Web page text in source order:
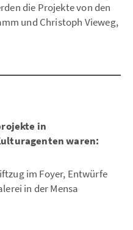
die Projekte von den
und Christoph Vieweg,
in
waren:
im Foyer, Entwürfe
in der Mensa